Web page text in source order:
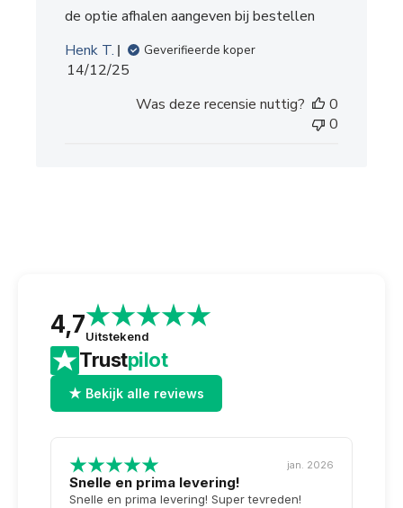
de optie afhalen aangeven bij bestellen
Henk T.
Geverifieerde koper
P
t
u
m
14/12/25
Was deze recensie nuttig?
0
0
4,7Uitstekend
Trustpilot
★ Bekijk alle reviews
jan. 2026
Snelle en prima levering!
Snelle en prima levering! Super tevreden!